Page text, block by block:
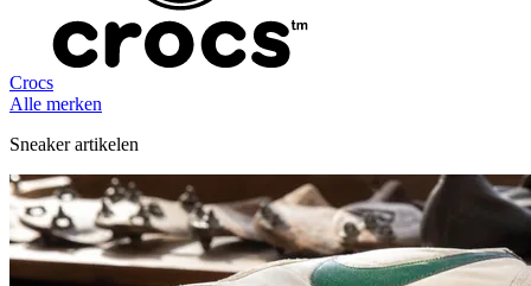
Crocs
Alle merken
Sneaker artikelen